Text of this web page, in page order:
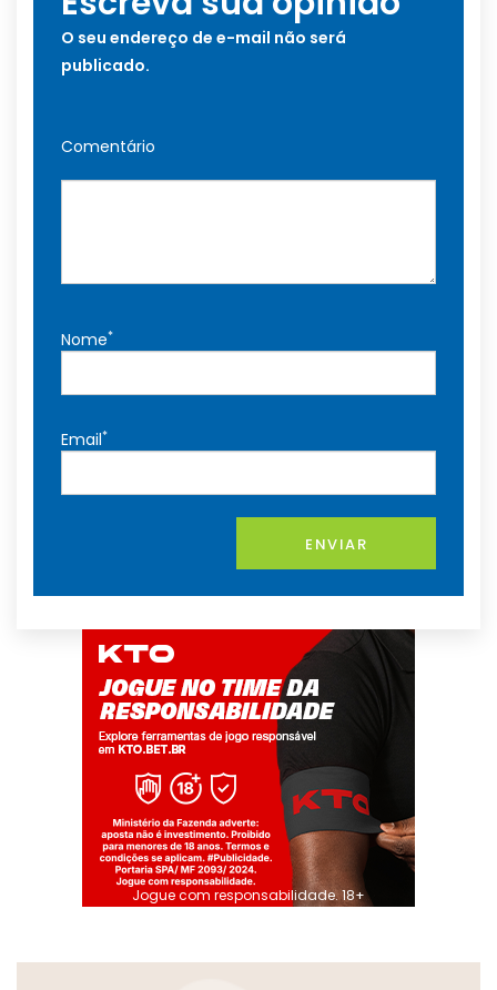
O seu endereço de e-mail não será
publicado.
Comentário
Nome*
Email*
ENVIAR
Jogue com responsabilidade. 18+